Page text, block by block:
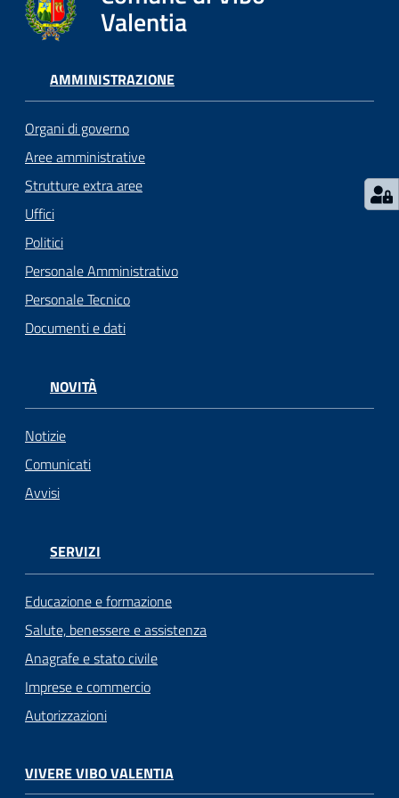
argomenti...
Seguici
su
Valentia
AMMINISTRAZIONE
Organi di governo
Aree amministrative
Strutture extra aree
Uffici
Politici
Personale Amministrativo
Personale Tecnico
Documenti e dati
NOVITÀ
Notizie
Comunicati
Avvisi
SERVIZI
Educazione e formazione
Salute, benessere e assistenza
Anagrafe e stato civile
Imprese e commercio
Autorizzazioni
VIVERE VIBO VALENTIA